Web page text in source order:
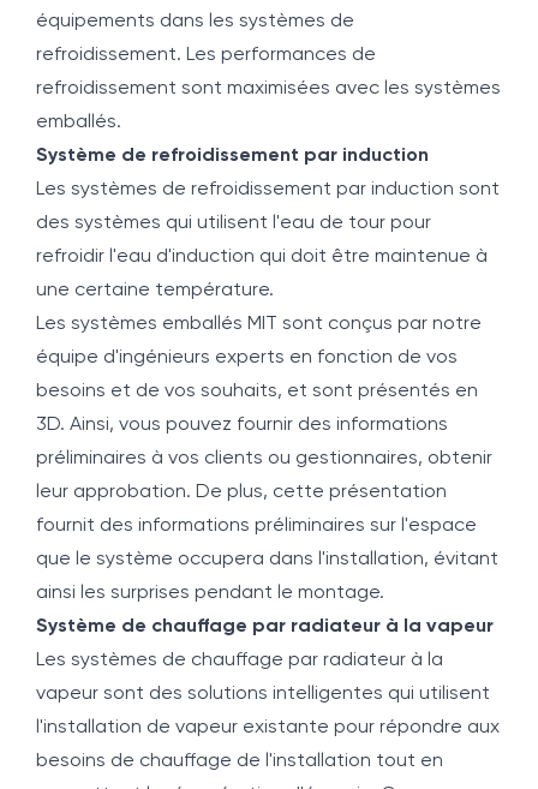
équipements dans les systèmes de
refroidissement. Les performances de
refroidissement sont maximisées avec les systèmes
emballés.
Système de refroidissement par induction
Les systèmes de refroidissement par induction sont
des systèmes qui utilisent l'eau de tour pour
refroidir l'eau d'induction qui doit être maintenue à
une certaine température.
Les systèmes emballés MIT sont conçus par notre
équipe d'ingénieurs experts en fonction de vos
besoins et de vos souhaits, et sont présentés en
3D. Ainsi, vous pouvez fournir des informations
préliminaires à vos clients ou gestionnaires, obtenir
leur approbation. De plus, cette présentation
fournit des informations préliminaires sur l'espace
que le système occupera dans l'installation, évitant
ainsi les surprises pendant le montage.
Système de chauffage par radiateur à la vapeur
Les systèmes de chauffage par radiateur à la
vapeur sont des solutions intelligentes qui utilisent
l'installation de vapeur existante pour répondre aux
besoins de chauffage de l'installation tout en